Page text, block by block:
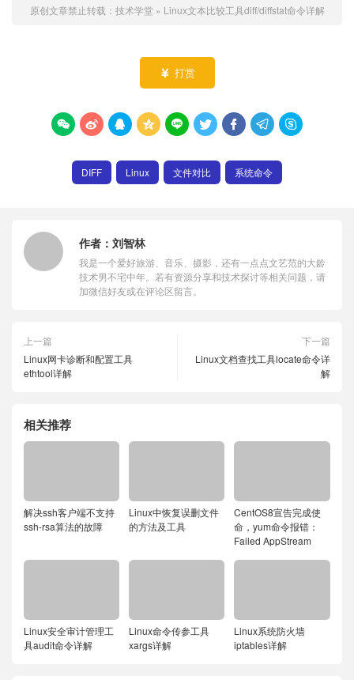
原创文章禁止转载： 技术学堂» Linux文本比较工具diff/diffstat命令详解
 打赏
        
DIFF Linux 文件对比 系统命令
作者： 刘智林
我是一个爱好旅游、音乐、摄影，还有一点点文艺范的大龄
技术男不宅中年。若有资源分享和技术探讨等相关问题，请
加微信好友或在评论区留言。
上一篇
Linux网卡诊断和配置工具
ethtool详解
下一篇
Linux文档查找工具locate命令详
解
相关推荐
解决ssh客户端不支持
ssh-rsa算法的故障
Linux中恢复误删文件
的方法及工具
CentOS8宣告完成使
命，yum命令报错：
Failed AppStream
Linux安全审计管理工
具audit命令详解
Linux命令传参工具
xargs详解
Linux系统防火墙
iptables详解